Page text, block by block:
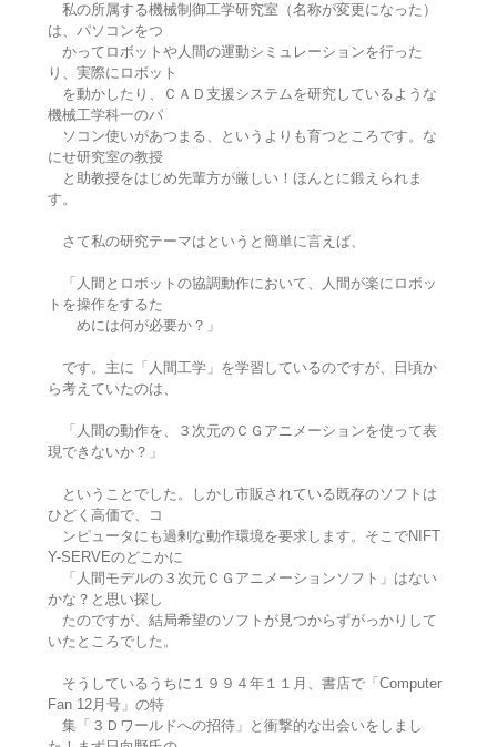
私の所属する機械制御工学研究室（名称が変更になった）
は、パソコンをつ
かってロボットや人間の運動シミュレーションを行った
り、実際にロボット
を動かしたり、ＣＡＤ支援システムを研究しているような
機械工学科一のパ
ソコン使いがあつまる、というよりも育つところです。な
にせ研究室の教授
と助教授をはじめ先輩方が厳しい！ほんとに鍛えられま
す。
さて私の研究テーマはというと簡単に言えば、
「人間とロボットの協調動作において、人間が楽にロボッ
トを操作をするた
めには何が必要か？」
です。主に「人間工学」を学習しているのですが、日頃か
ら考えていたのは、
「人間の動作を、３次元のＣＧアニメーションを使って表
現できないか？」
ということでした。しかし市販されている既存のソフトは
ひどく高価で、コ
ンピュータにも過剰な動作環境を要求します。そこでNIFT
Y-SERVEのどこかに
「人間モデルの３次元ＣＧアニメーションソフト」はない
かな？と思い探し
たのですが、結局希望のソフトが見つからずがっかりして
いたところでした。
そうしているうちに１９９４年１１月、書店で「Computer
Fan 12月号」の特
集「３Ｄワールドへの招待」と衝撃的な出会いをしまし